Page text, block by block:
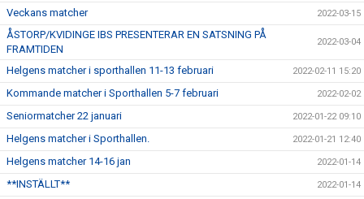
Veckans matcher 2022-03-15
ÅSTORP/KVIDINGE IBS PRESENTERAR EN SATSNING PÅ
FRAMTIDEN
2022-03-04
Helgens matcher i sporthallen 11-13 februari 2022-02-11 15:20
Kommande matcher i Sporthallen 5-7 februari 2022-02-02
Seniormatcher 22 januari 2022-01-22 09:10
Helgens matcher i Sporthallen. 2022-01-21 12:40
Helgens matcher 14-16 jan 2022-01-14
**INSTÄLLT** 2022-01-14